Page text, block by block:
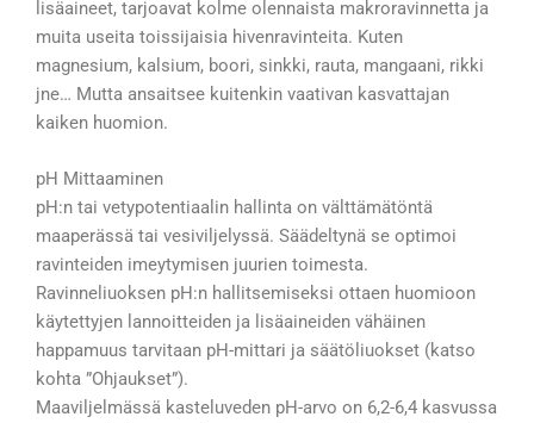
lisäaineet, tarjoavat kolme olennaista makroravinnetta ja
muita useita toissijaisia hivenravinteita. Kuten
magnesium, kalsium, boori, sinkki, rauta, mangaani, rikki
jne… Mutta ansaitsee kuitenkin vaativan kasvattajan
kaiken huomion.
pH Mittaaminen
pH:n tai vetypotentiaalin hallinta on välttämätöntä
maaperässä tai vesiviljelyssä. Säädeltynä se optimoi
ravinteiden imeytymisen juurien toimesta.
Ravinneliuoksen pH:n hallitsemiseksi ottaen huomioon
käytettyjen lannoitteiden ja lisäaineiden vähäinen
happamuus tarvitaan pH-mittari ja säätöliuokset (katso
kohta ”Ohjaukset”).
Maaviljelmässä kasteluveden pH-arvo on 6,2-6,4 kasvussa